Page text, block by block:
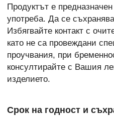
Продуктът е
употреба. Да се
Избягвайте контакт с
като не са провеждани
проучвания, при
консултирайте с Вашия
изделието.
Срок на годност и